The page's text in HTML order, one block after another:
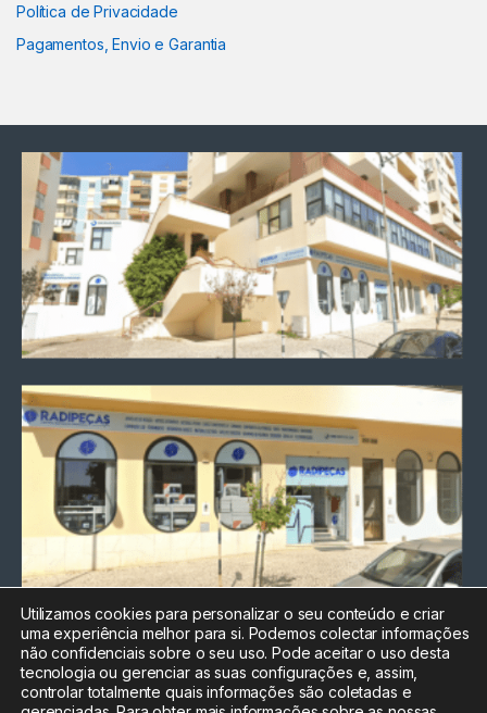
Política de Privacidade
Pagamentos, Envio e Garantia
Chamada para a rede fixa
nacional
Electrónica:212
Utilizamos cookies para personalizar o seu conteúdo e criar
uma experiência melhor para si. Podemos colectar informações
não confidenciais sobre o seu uso. Pode aceitar o uso desta
tecnologia ou gerenciar as suas configurações e, assim,
controlar totalmente quais informações são coletadas e